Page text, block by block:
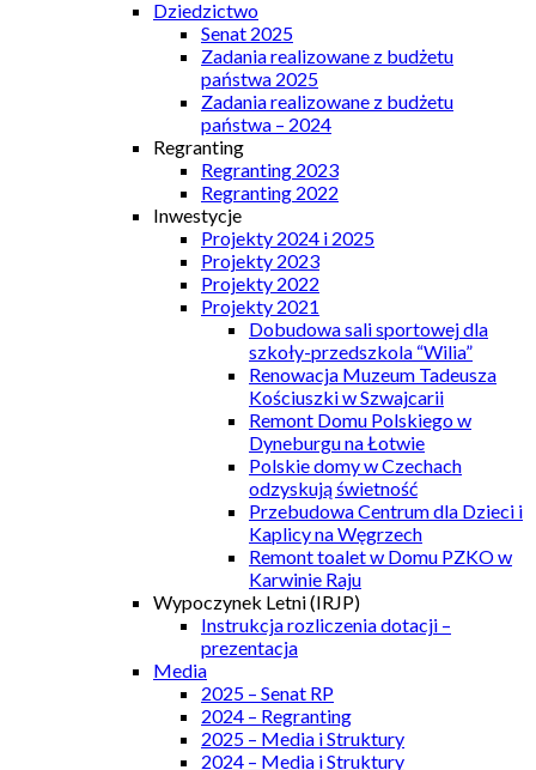
Dziedzictwo
Senat 2025
Zadania realizowane z budżetu
państwa 2025
Zadania realizowane z budżetu
państwa – 2024
Regranting
Regranting 2023
Regranting 2022
Inwestycje
Projekty 2024 i 2025
Projekty 2023
Projekty 2022
Projekty 2021
Dobudowa sali sportowej dla
szkoły-przedszkola “Wilia”
Renowacja Muzeum Tadeusza
Kościuszki w Szwajcarii
Remont Domu Polskiego w
Dyneburgu na Łotwie
Polskie domy w Czechach
odzyskują świetność
Przebudowa Centrum dla Dzieci i
Kaplicy na Węgrzech
Remont toalet w Domu PZKO w
Karwinie Raju
Wypoczynek Letni (IRJP)
Instrukcja rozliczenia dotacji –
prezentacja
Media
2025 – Senat RP
2024 – Regranting
2025 – Media i Struktury
2024 – Media i Struktury